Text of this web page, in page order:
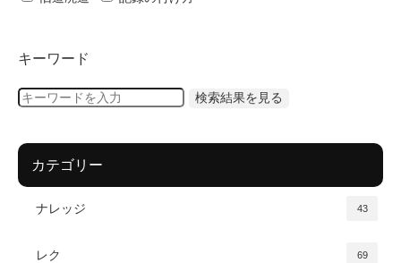
キーワード
カテゴリー
ナレッジ 43
レク 69